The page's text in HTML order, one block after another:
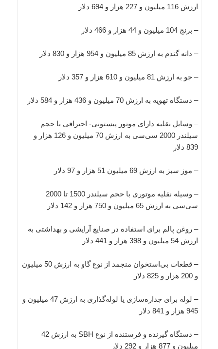
ارزش 116 میلیون و 227 هزار و 694 دلار
– برنج 104 میلیون و 44 هزار و 466 دلار
– دانه گندم به ارزش 85 میلیون و 954 هزار و 830 دلار
– جو به ارزش 81 میلیون و 610 هزار و 357 دلار
– دستگاه تهویه به ارزش 70 میلیون و 436 هزار و 584 دلار
– وسایل نقلیه دارای موتور پیستونی- احتراقی با حجم
سیلندر 2000 سی‌سی به ارزش 70 میلیون و 126 هزار و
839 دلار
– موز سبز به ارزش 69 میلیون 51 هزار و 97 دلار
– وسیله نقلیه موتوری با حجم سیلندر 1500 تا 2000
سی‌سی به ارزش 65 میلیون و 750 هزار و 142 دلار
– روغن پالم برای استفاده در صنایع آرایشی و بهداشتی به
ارزش 54 میلیون و 398 هزار و 441 دلار
– قطعات بی‌استخوان منجمد از نوع گاو به ارزش 50 میلیون
و 200 هزار و 825 دلار
– لوله برای جداره‌سازی یا لوله‌گذاری به ارزش 47 میلیون و
945 هزار و 841 دلار
– دستگاه گیرنده و فرستنده از نوع SBH به ارزش 42
میلیون و 877 هزار و 292 دلار